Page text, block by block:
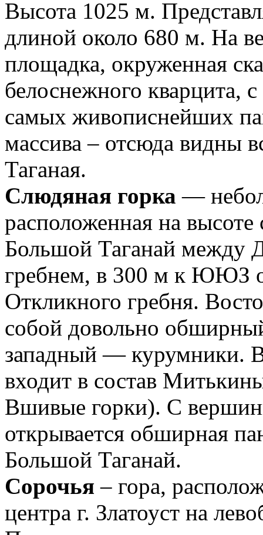
Высота 1025 м.
длиной около 680 м. На
площадка, окруженная
белоснежного кварцита,
самых живописнейших
массива – отсюда видны
Таганая.
Слюдяная горка —
расположенная на
Большой Таганай между
гребнем, в 300 м к ЮЮЗ
Откликного гребня.
собой довольно
западный — курумники.
входит в состав
Вшивые горки). С
открывается обширная
Большой Таганай.
Сорочья – гора,
центра г. Златоуст на